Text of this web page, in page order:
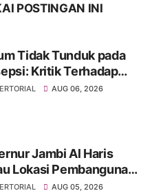
POSTINGAN INI
Tidak Tunduk pada
Kritik Terhadap
Kebenaran oleh
AUG 06, 2026
Jambi Al Haris
Lokasi Pembangunan
Rakyat dan Lokasi
AUG 05, 2026